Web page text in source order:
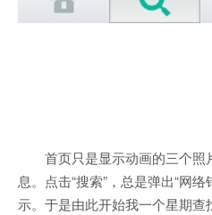
首页只是显示动画的三个
息。点击“搜索”，总是弹出“网
示。于是由此开始我一个星期查